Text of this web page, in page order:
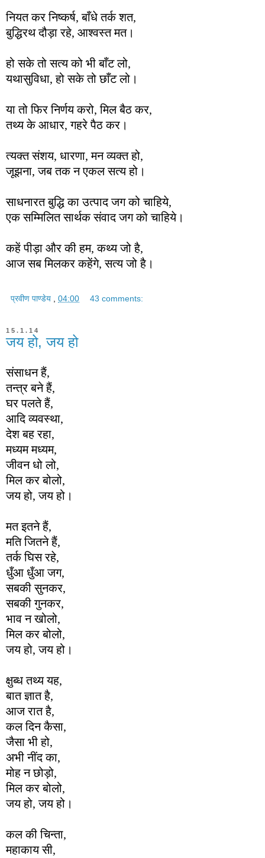
नियत कर निष्कर्ष, बाँधे तर्क शत,
बुद्धिरथ दौड़ा रहे, आश्वस्त मत।
हो सके तो सत्य को भी बाँट लो,
यथासुविधा, हो सके तो छाँट लो।
या तो फिर निर्णय करो, मिल बैठ कर,
तथ्य के आधार, गहरे पैठ कर।
त्यक्त संशय, धारणा, मन व्यक्त हो,
जूझना, जब तक न एकल सत्य हो।
साधनारत बुद्धि का उत्पाद जग को चाहिये,
एक सम्मिलित सार्थक संवाद जग को चाहिये।
कहें पीड़ा और की हम, कथ्य जो है,
आज सब मिलकर कहेंगे, सत्य जो है।
प्रवीण पाण्डेय 04:00 43 comments:
15.1.14
जय हो, जय हो
संसाधन हैं,
तन्त्र बने हैं,
घर पलते हैं,
आदि व्यवस्था,
देश बह रहा,
मध्यम मध्यम,
जीवन धो लो,
मिल कर बोलो,
जय हो, जय हो।
मत इतने हैं,
मति जितने हैं,
तर्क घिस रहे,
धुँआ धुँआ जग,
सबकी सुनकर,
सबकी गुनकर,
भाव न खोलो,
मिल कर बोलो,
जय हो, जय हो।
क्षुब्ध तथ्य यह,
बात ज्ञात है,
आज रात है,
कल दिन कैसा,
जैसा भी हो,
अभी नींद का,
मोह न छोड़ो,
मिल कर बोलो,
जय हो, जय हो।
कल की चिन्ता,
महाकाय सी,